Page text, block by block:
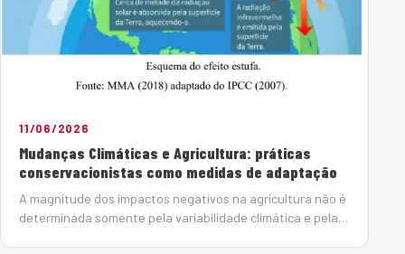
11/06/2026
Mudanças Climáticas e Agricultura: práticas
conservacionistas como medidas de adaptação
A magnitude dos impactos negativos na agricultura não é
determinada somente pela variabilidade climática e pela